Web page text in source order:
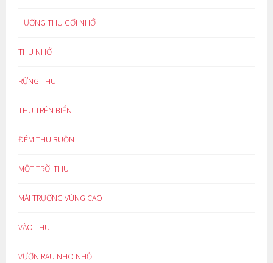
HƯƠNG THU GỢI NHỚ
THU NHỚ
RỪNG THU
THU TRÊN BIỂN
ĐÊM THU BUỒN
MỘT TRỜI THU
MÁI TRƯỜNG VÙNG CAO
VÀO THU
VƯỜN RAU NHO NHỎ